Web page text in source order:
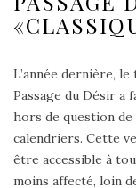
L’année dernière,
Passage du Désir a
hors de question de
calendriers. Cette
être accessible à
moins affecté, loin